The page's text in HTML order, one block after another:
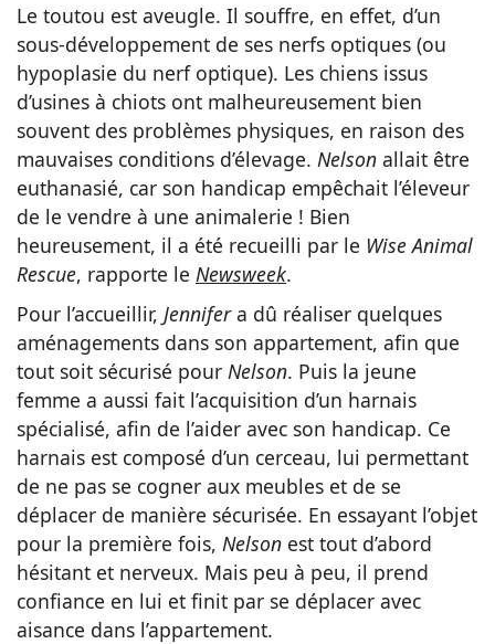
Le toutou est aveugle. Il souffre, en effet, d’un
sous-développement de ses nerfs optiques (ou
hypoplasie du nerf optique). Les chiens issus
d’usines à chiots ont malheureusement bien
souvent des problèmes physiques, en raison des
mauvaises conditions d’élevage. Nelson allait être
euthanasié, car son handicap empêchait l’éleveur
de le vendre à une animalerie ! Bien
heureusement, il a été recueilli par le Wise Animal
Rescue, rapporte le Newsweek.
Pour l’accueillir, Jennifera dû réaliser quelques
aménagements dans son appartement, afin que
tout soit sécurisé pour Nelson. Puis la jeune
femme a aussi fait l’acquisition d’un harnais
spécialisé, afin de l’aider avec son handicap. Ce
harnais est composé d’un cerceau, lui permettant
de ne pas se cogner aux meubles et de se
déplacer de manière sécurisée. En essayant l’objet
pour la première fois, Nelson est tout d’abord
hésitant et nerveux. Mais peu à peu, il prend
confiance en lui et finit par se déplacer avec
aisance dans l’appartement.